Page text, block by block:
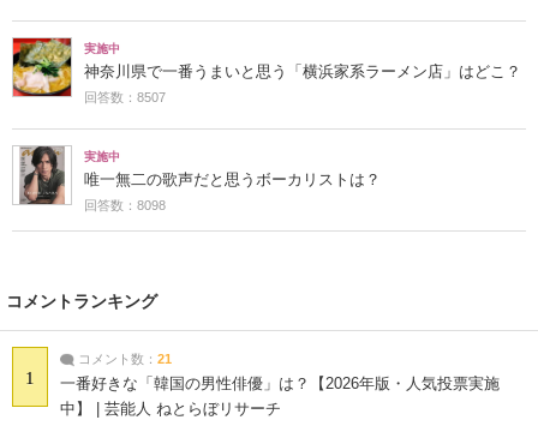
実施中
神奈川県で一番うまいと思う「横浜家系ラーメン店」はどこ？
回答数：8507
実施中
唯一無二の歌声だと思うボーカリストは？
回答数：8098
コメントランキング
1
コメント数： 21
一番好きな「韓国の男性俳優」は？【2026年版・人気投票実施
中】 | 芸能人 ねとらぼリサーチ